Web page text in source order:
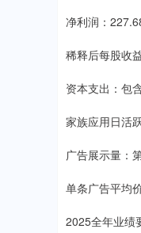
净利润：
稀释后每股收
资本支出：包
家族应用日活
广告展示量：
单条广告平均
2025全年业绩